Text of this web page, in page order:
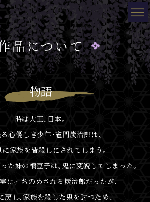
品について
物語
時は大正、日本。
心優しき少年・竈門炭治郎は、
に家族を皆殺しにされてしまう。
た妹の禰󠄀豆子は、鬼に変貌してしまった。
に打ちのめされる炭治郎だったが、
戻し、家族を殺した鬼を討つため、